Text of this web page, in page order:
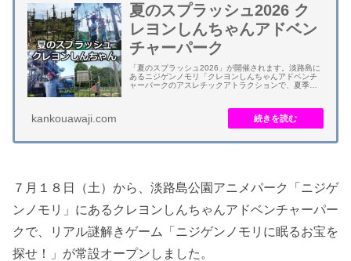
夏のスプラッシュ2026 ク
レヨンしんちゃんアドベン
チャーパーク
「夏のスプラッシュ2026」が開催されます。淡路島に
あるニジゲンノモリ「クレヨンしんちゃんアドベンチ
ャーパークのアスレチックアトラクションで、夏季限
kankouawaji.com
７月１８日（土）から、淡路島公園アニメパーク「ニジゲ
ンノモリ」にあるクレヨンしんちゃんアドベンチャーパー
クで、リアル謎解きゲーム「ニジゲンノモリに眠るお宝を
探せ！」が常設オープンしました。